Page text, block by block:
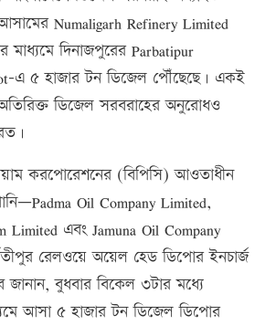
Numaligarh Refinery Limited
মাধ্যমে দিনাজপুরের Parbatipur
এ ৫ হাজার টন ডিজেল পৌঁছেছে। একই
অতিরিক্ত ডিজেল সরবরাহের অনুরোধও
করপোরেশনের (বিপিসি) আওতাধীন
Oil Company Limited,
Limited এবং Jamuna Oil Company
রেলওয়ে অয়েল হেড ডিপোর ইনচার্জ
বুধবার বিকেল ৩টার মধ্যে
আসা ৫ হাজার টন ডিজেল ডিপোর